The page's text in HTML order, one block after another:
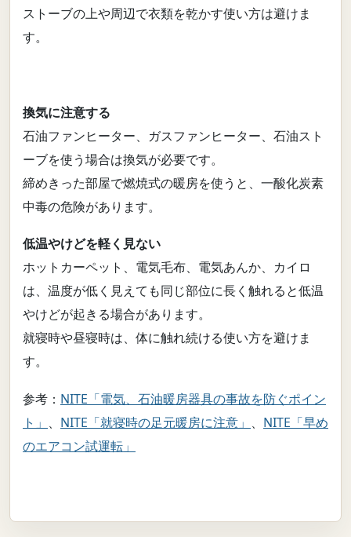
ストーブの上や周辺で衣類を乾かす使い方は避けま
す。
換気に注意する
石油ファンヒーター、ガスファンヒーター、石油スト
ーブを使う場合は換気が必要です。
締めきった部屋で燃焼式の暖房を使うと、一酸化炭素
中毒の危険があります。
低温やけどを軽く見ない
ホットカーペット、電気毛布、電気あんか、カイロ
は、温度が低く見えても同じ部位に長く触れると低温
やけどが起きる場合があります。
就寝時や昼寝時は、体に触れ続ける使い方を避けま
す。
参考： NITE「電気、石油暖房器具の事故を防ぐポイン
ト」 、 NITE「就寝時の足元暖房に注意」 、 NITE「早め
のエアコン試運転」